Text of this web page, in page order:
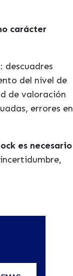
carácter
descuadres
del nivel de
de valoración
errores en
es necesario